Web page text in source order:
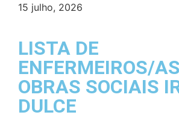
15 julho, 2026
LISTA DE
ENFERMEIROS/
OBRAS SOCIAIS
DULCE